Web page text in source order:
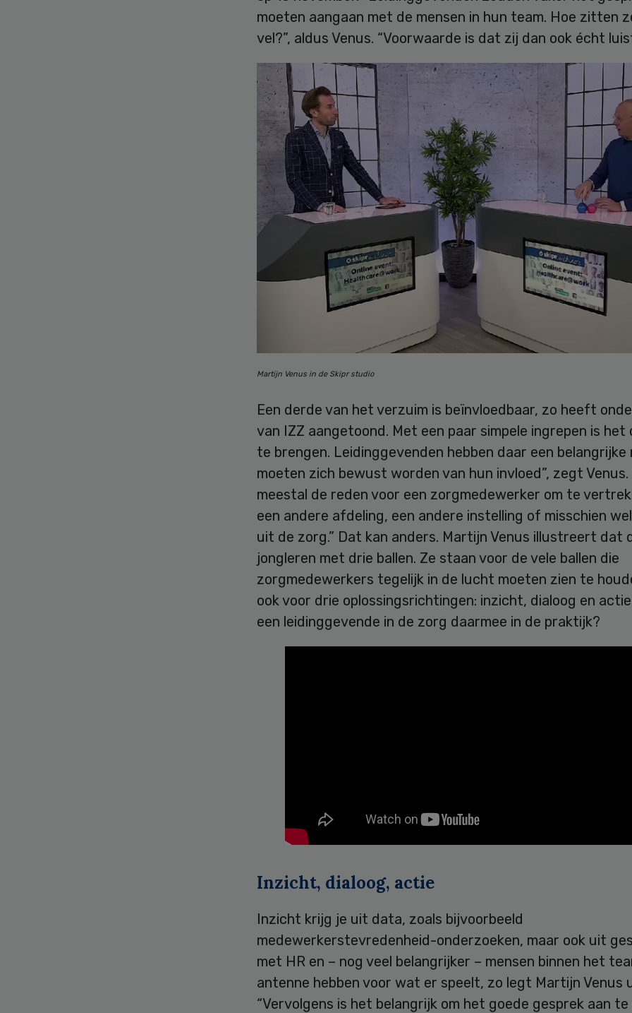
moeten aangaan met de mensen in hun team. Hoe zitten
vel?”, aldus Venus. “Voorwaarde is dat zij dan ook écht
Martijn Venus in de Skipr studio
Een derde van het verzuim is beïnvloedbaar, zo heeft
van IZZ aangetoond. Met een paar simpele ingrepen is het
te brengen. Leidinggevenden hebben daar een belangrijke
moeten zich bewust worden van hun invloed”, zegt Venus.
meestal de reden voor een zorgmedewerker om te
een andere afdeling, een andere instelling of misschien
uit de zorg.” Dat kan anders. Martijn Venus illustreert dat
jongleren met drie ballen. Ze staan voor de vele ballen die
zorgmedewerkers tegelijk in de lucht moeten zien te
ook voor drie oplossingsrichtingen: inzicht, dialoog en
een leidinggevende in de zorg daarmee in de praktijk?
Inzicht, dialoog, actie
Inzicht krijg je uit data, zoals bijvoorbeeld
medewerkerstevredenheid-onderzoeken, maar ook uit
met HR en – nog veel belangrijker – mensen binnen het
antenne hebben voor wat er speelt, zo legt Martijn Venus
“Vervolgens is het belangrijk om het goede gesprek aan